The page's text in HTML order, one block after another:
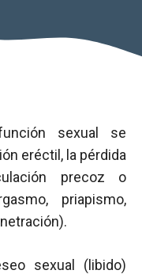
sexual se
eréctil, la pérdida
precoz o
priapismo,
sexual (libido)